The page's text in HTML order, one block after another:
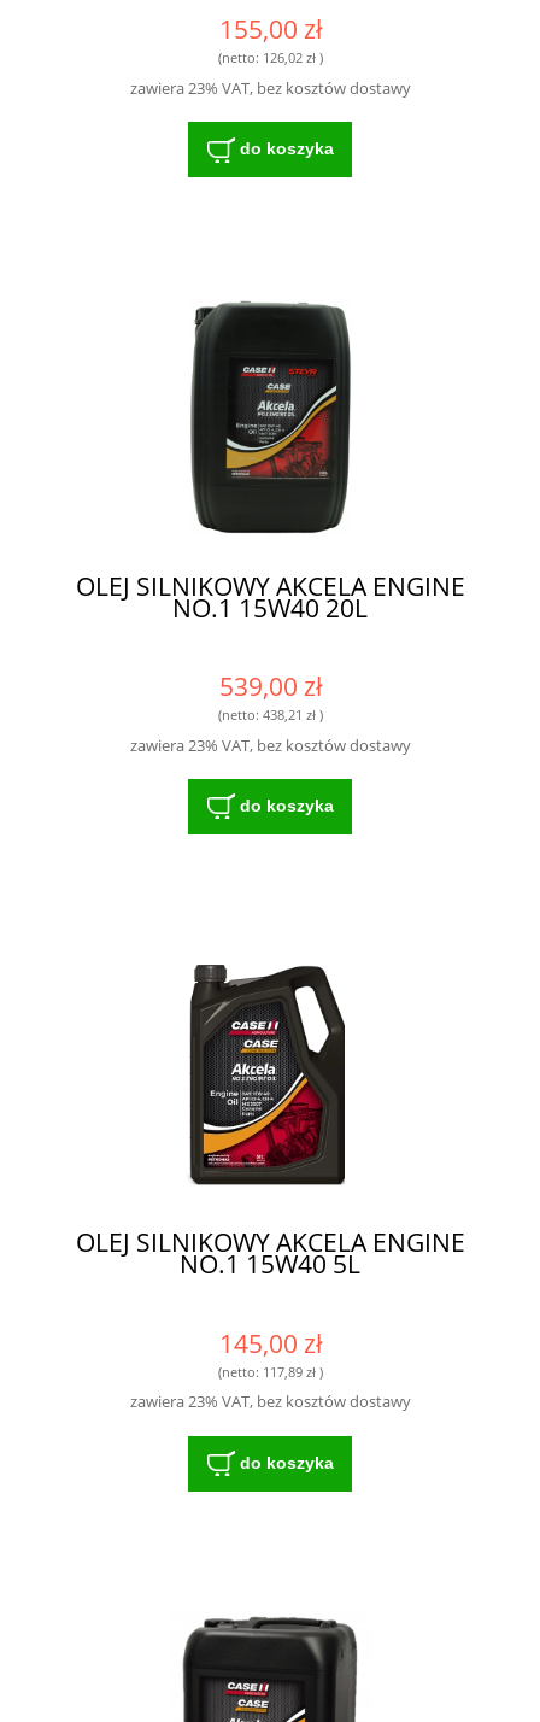
155,00 zł
(netto: 126,02 zł)
zawiera 23% VAT, bez kosztów dostawy
do koszyka
OLEJ SILNIKOWY AKCELA ENGINE
NO.1 15W40 20L
539,00 zł
(netto: 438,21 zł)
zawiera 23% VAT, bez kosztów dostawy
do koszyka
OLEJ SILNIKOWY AKCELA ENGINE
NO.1 15W40 5L
145,00 zł
(netto: 117,89 zł)
zawiera 23% VAT, bez kosztów dostawy
do koszyka